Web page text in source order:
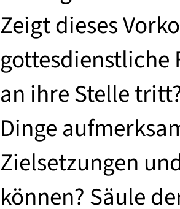
Zeigt dieses
gottesdienstliche
an ihre Stelle
Dinge
Zielsetzungen
können? Säule